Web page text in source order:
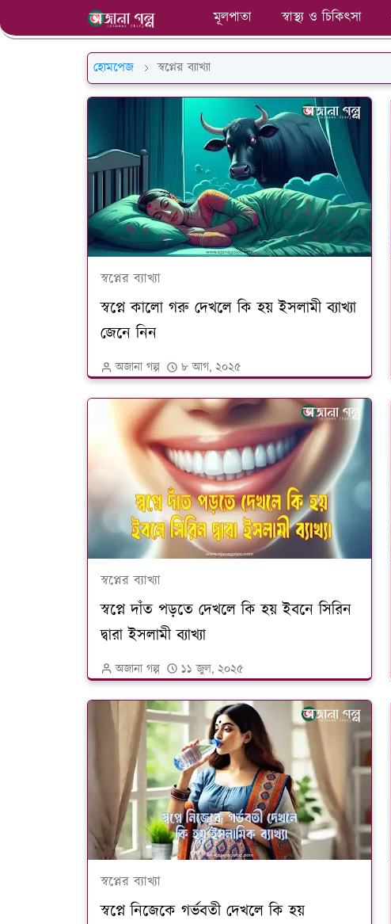
মূলপাতা স্বাস্থ্য ও চিকিৎসা
হোমপেজ স্বপ্নের ব্যাখ্যা
স্বপ্নের ব্যাখ্যা
স্বপ্নে কালো গরু দেখলে কি হয় ইসলামী ব্যাখ্যা
জেনে নিন
অজানা গল্প ৮ আগ, ২০২৫
স্বপ্নের ব্যাখ্যা
স্বপ্নে দাঁত পড়তে দেখলে কি হয় ইবনে সিরিন
দ্বারা ইসলামী ব্যাখ্যা
অজানা গল্প ১১ জুল, ২০২৫
স্বপ্নের ব্যাখ্যা
স্বপ্নে নিজেকে গর্ভবতী দেখলে কি হয়